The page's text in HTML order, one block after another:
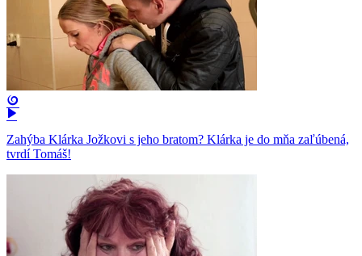
Zahýba Klárka Jožkovi s jeho bratom? Klárka je do mňa zaľúbená,
tvrdí Tomáš!